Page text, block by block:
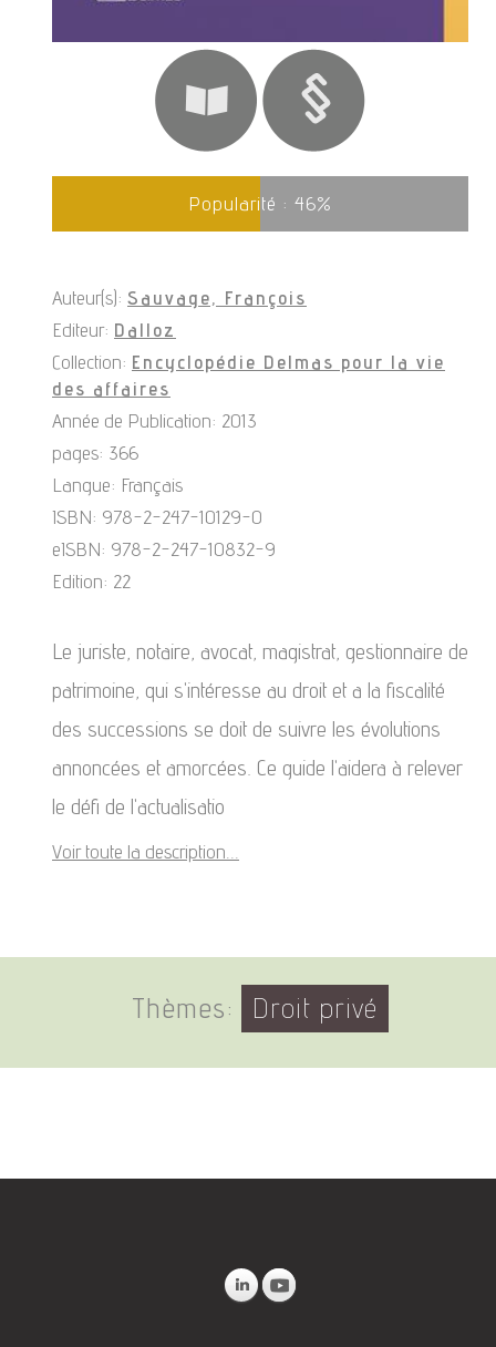
Popularité : 46%
Auteur(s): Sauvage, François
Editeur: Dalloz
Collection: Encyclopédie Delmas pour la vie
des affaires
Année de Publication: 2013
pages: 366
Langue: Français
ISBN: 978-2-247-10129-0
eISBN: 978-2-247-10832-9
Edition: 22
Le juriste, notaire, avocat, magistrat, gestionnaire de
patrimoine, qui s'intéresse au droit et a la fiscalité
des successions se doit de suivre les évolutions
annoncées et amorcées. Ce guide l'aidera à relever
le défi de l'actualisatio
Voir toute la description...
Thèmes: Droit privé